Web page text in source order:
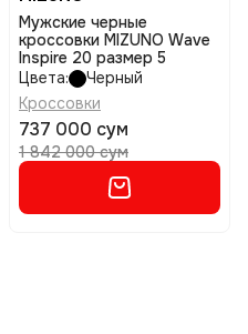
Мужские черные
кроссовки MIZUNO Wave
Inspire 20 размер 5
Цвета:
Черный
Кроссовки
737 000 сум
1 842 000 сум